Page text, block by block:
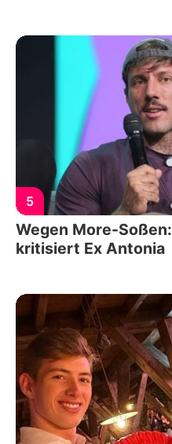
5
Wegen More-
kritisiert Ex Antonia